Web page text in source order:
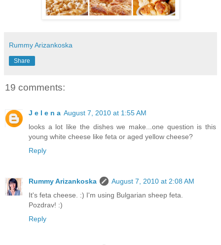
Rummy Arizankoska
Share
19 comments:
J e l e n a August 7, 2010 at 1:55 AM
looks a lot like the dishes we make...one question is this
young white cheese like feta or aged yellow cheese?
Reply
Rummy Arizankoska
August 7, 2010 at 2:08 AM
It's feta cheese. :) I'm using Bulgarian sheep feta.
Pozdrav! :)
Reply